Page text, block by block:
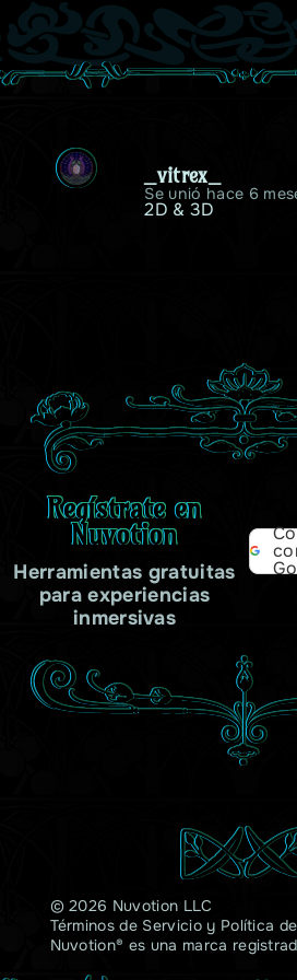
_vitrex_
Se unió hace 6
2D & 3D
Regístrate en
Nuvotion
Herramientas gratuitas
para experiencias
inmersivas
© 2026 Nuvotion LLC
Términos de Servicioy Política
Nuvotion® es una marca